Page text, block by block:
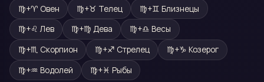
♍+♈ Овен ♍+♉ Телец ♍+♊ Близнецы
♍+♌ Лев ♍+♍ Дева ♍+♎ Весы
♍+♏ Скорпион ♍+♐ Стрелец ♍+♑ Козерог
♍+♒ Водолей ♍+♓ Рыбы